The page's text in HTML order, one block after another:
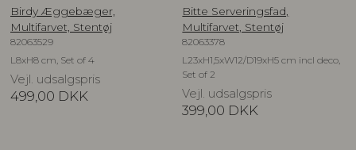
Birdy Æggebæger,
Multifarvet, Stentøj
82063529
L8xH8 cm, Set of 4
Vejl. udsalgspris
499,00 DKK
Bitte Serveringsfad,
Multifarvet, Stentøj
82063378
L23xH1,5xW12/D19xH5 cm incl deco,
Set of 2
Vejl. udsalgspris
399,00 DKK